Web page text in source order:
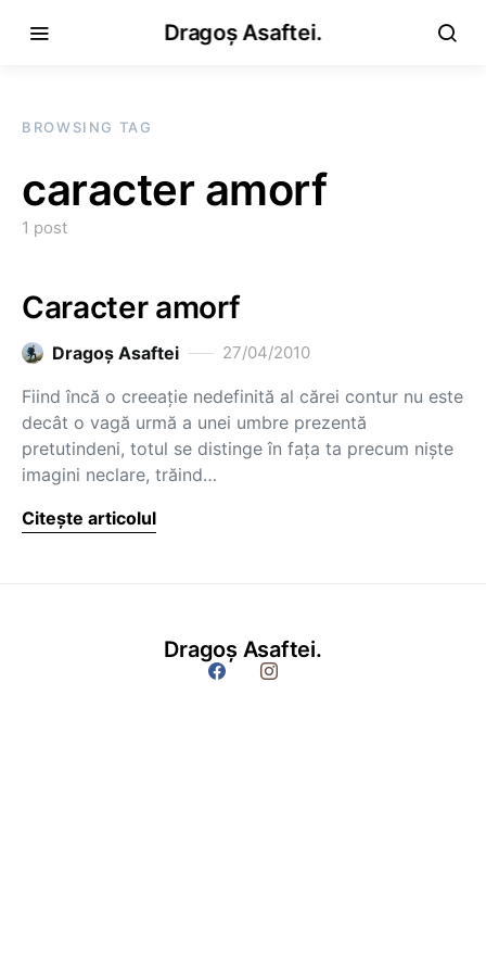
Dragoș Asaftei.
BROWSING TAG
caracter amorf
1 post
Caracter amorf
Dragoş Asaftei 27/04/2010
Fiind încă o creeaţie nedefinită al cărei contur nu este
decât o vagă urmă a unei umbre prezentă
pretutindeni, totul se distinge în faţa ta precum nişte
imagini neclare, trăind…
Citește articolul
Dragoș Asaftei.